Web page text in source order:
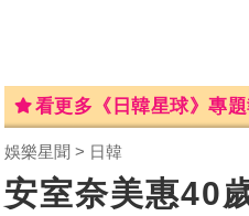
看更多《日韓星球》專
娛樂星聞 日韓
安室奈美惠40